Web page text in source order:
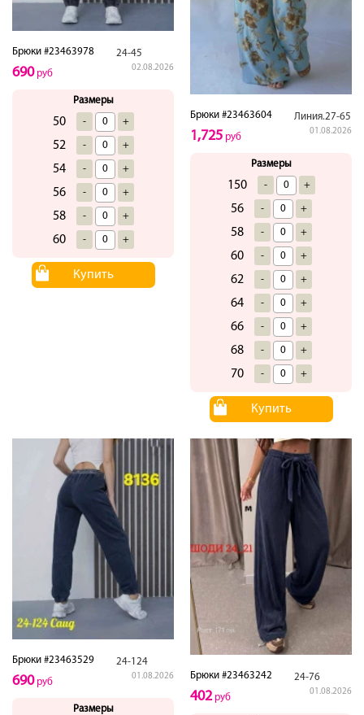
Брюки #23463978 24-45
02.08.2026
690руб
Размеры
50 - +
52 - +
54 - +
56 - +
58 - +
60 - +
Купить
Брюки #23463604 Линия.27-65
01.08.2026
1,725 руб
Размеры
150 - +
56 - +
58 - +
60 - +
62 - +
64 - +
66 - +
68 - +
70 - +
Купить
Брюки #23463529 24-124
01.08.2026
690руб
Размеры
Брюки #23463242 24-76
01.08.2026
402руб